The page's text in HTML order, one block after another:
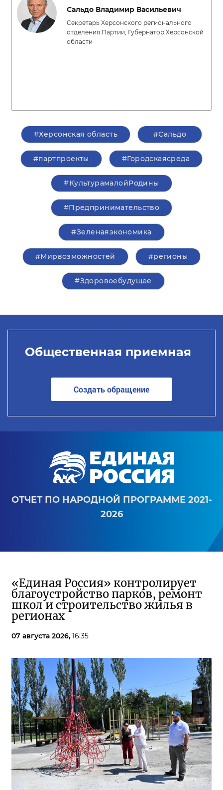
Сальдо Владимир Васильевич
Секретарь Херсонского регионального
отделения Партии, Губернатор Херсонской
области
#Херсонская область #Сальдо
#партпроекты #Городскаясреда
#КультурамалойРодины
#Предпринимательство
#Зеленаяэкономика
#Мирвозможностей #регионы
#Здоровоебудущее
Общественная приемная
Создать обращение
ОТЧЕТ ПО НАРОДНОЙ ПРОГРАММЕ 2021-
2026
«Единая Россия» контролирует
благоустройство парков, ремонт
школ и строительство жилья в
регионах
07 августа 2026, 16:35